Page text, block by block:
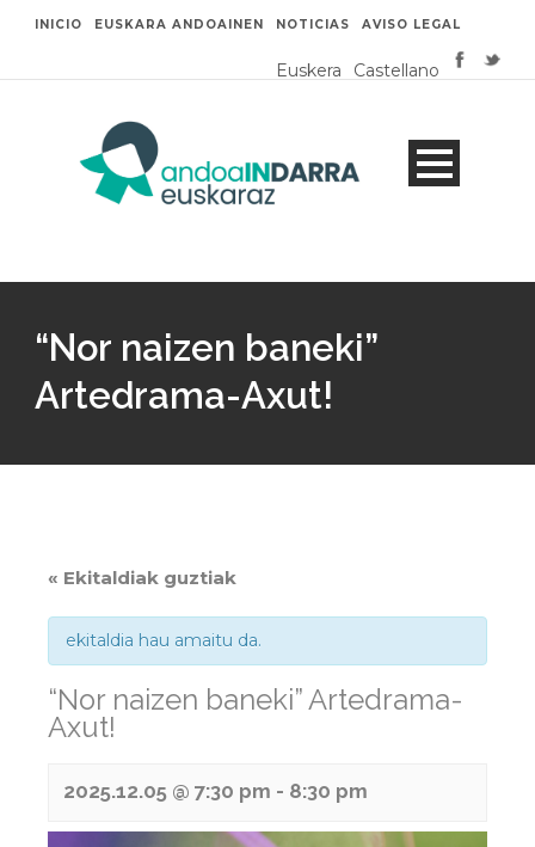
INICIO EUSKARA ANDOAINEN NOTICIAS AVISO LEGAL
Euskera Castellano
“Nor naizen baneki”
Artedrama-Axut!
« Ekitaldiak guztiak
ekitaldia hau amaitu da.
“Nor naizen baneki” Artedrama-
Axut!
2025.12.05 @ 7:30 pm - 8:30 pm